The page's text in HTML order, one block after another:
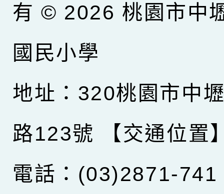
有 © 2026 桃園市中
國民小學
地址：320桃園市中
路123號
【交通位置
電話：(03)2871-741